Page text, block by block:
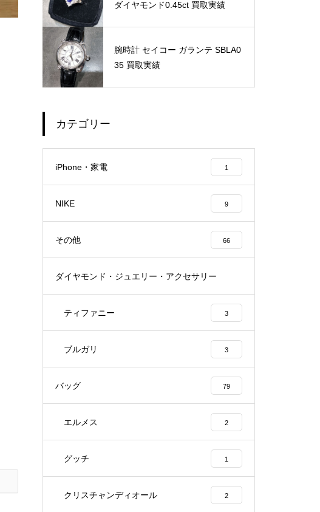
ダイヤモンド0.45ct 買取実績
腕時計 セイコー ガランテ SBLA0
35 買取実績
カテゴリー
iPhone・家電 1
NIKE 9
その他 66
ダイヤモンド・ジュエリー・アクセサリー
ティファニー 3
ブルガリ 3
バッグ 79
エルメス 2
グッチ 1
クリスチャンディオール 2